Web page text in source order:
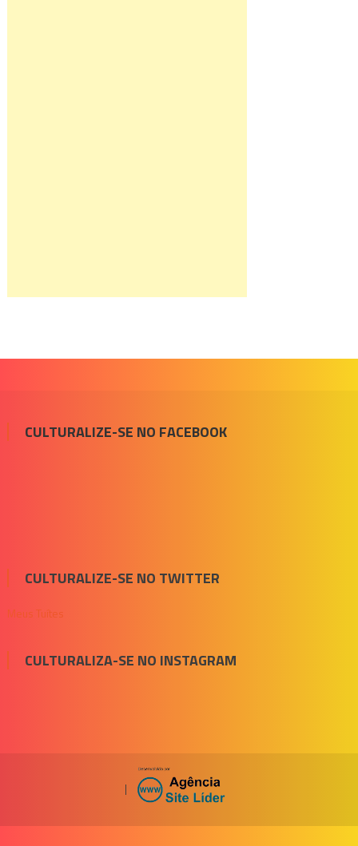
CULTURALIZE-SE NO FACEBOOK
CULTURALIZE-SE NO TWITTER
Meus Tuítes
CULTURALIZA-SE NO INSTAGRAM
|